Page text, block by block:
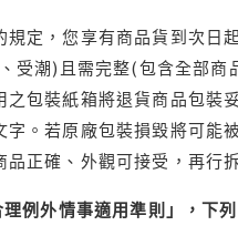
規定，您享有商品貨到次
受潮)且需完整(包含全部商
之包裝紙箱將退貨商品包裝
字。若原廠包裝損毀將可
正確、外觀可接受，再行
例外情事適用準則」，下